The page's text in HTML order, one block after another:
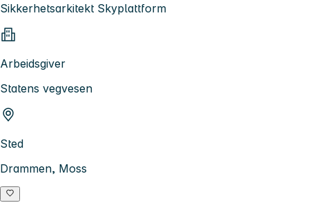
Sikkerhetsarkitekt Skyplattform
Arbeidsgiver
Statens vegvesen
Sted
Drammen, Moss